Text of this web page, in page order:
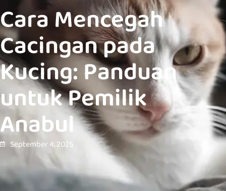
Cara Mencegah
Cacingan pada
Kucing: Panduan
untuk Pemilik
Anabul
September 4, 2025